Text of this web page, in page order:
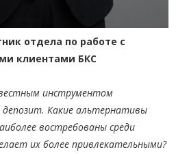
отдела по работе с
клиентами БКС
инструментом
Какие альтернативы
востребованы среди
их более привлекательными?